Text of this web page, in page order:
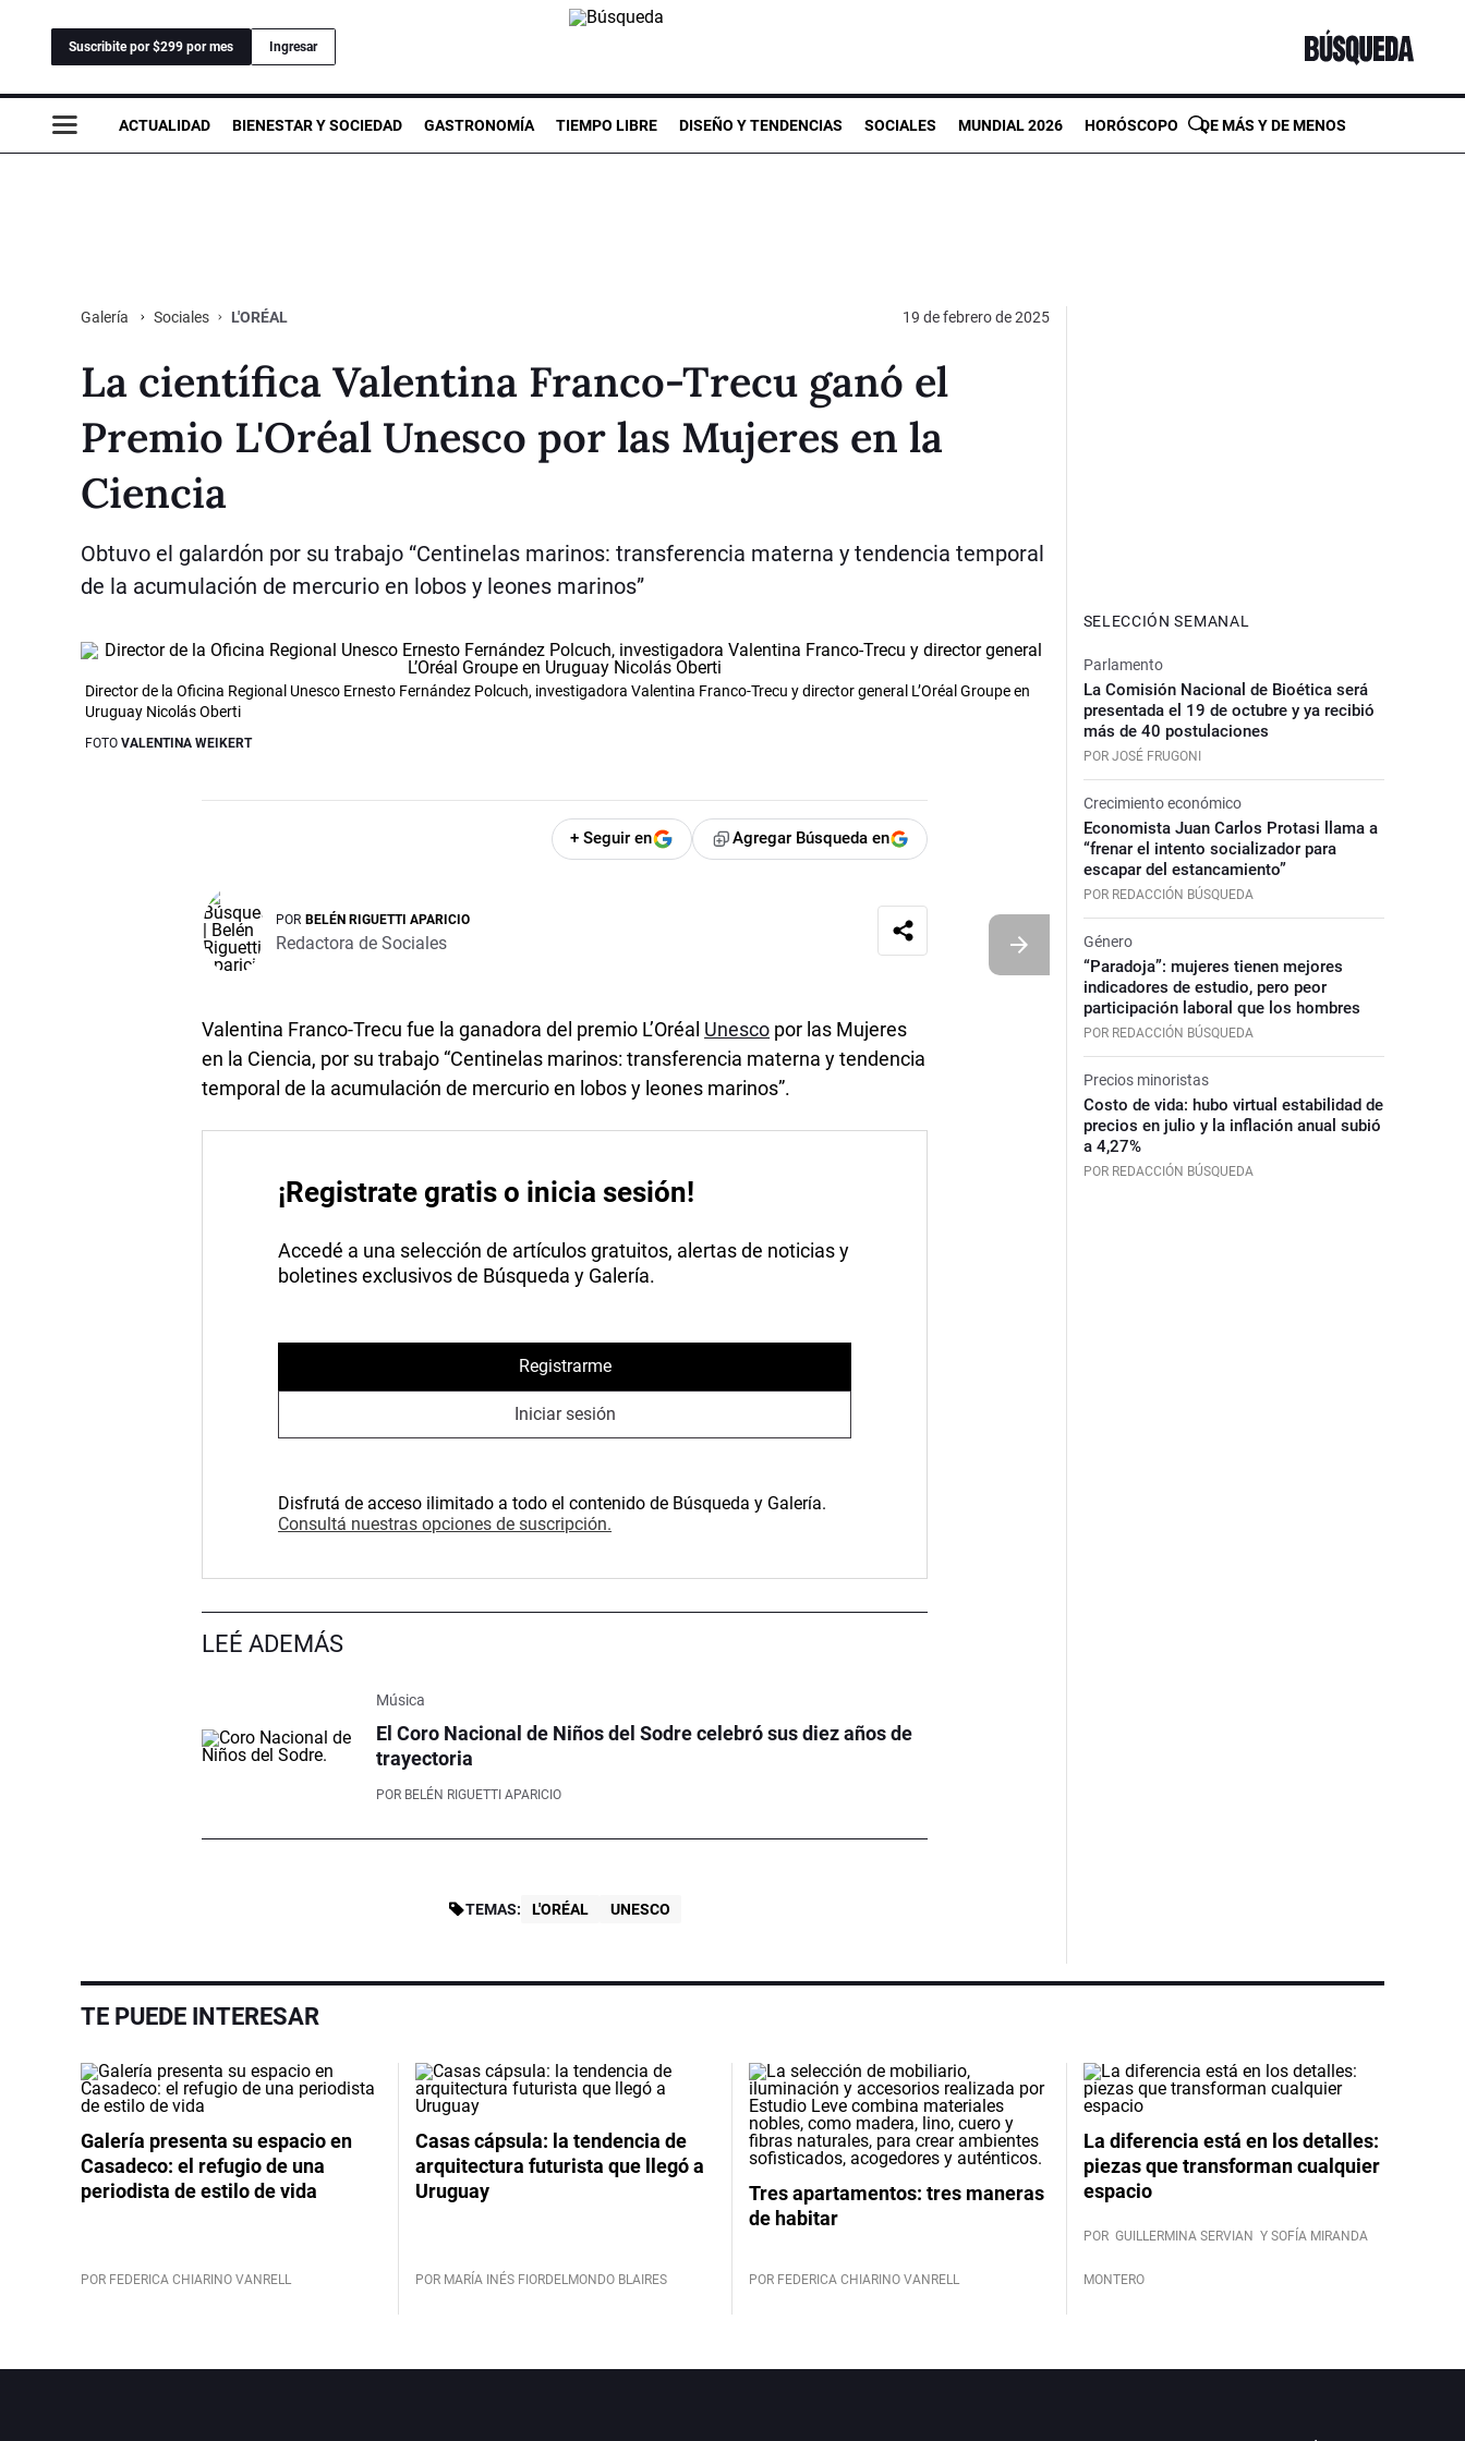
Suscribite por $299 por mes Ingresar
ACTUALIDAD BIENESTAR Y SOCIEDAD GASTRONOMÍA TIEMPO LIBRE DISEÑO Y TENDENCIAS SOCIALES MUNDIAL 2026 HORÓSCOPO DE MÁS Y DE MENOS
Galería Sociales L'ORÉAL 19 de febrero de 2025
La científica Valentina Franco-Trecu ganó el
Premio L'Oréal Unesco por las Mujeres en la
Ciencia
Obtuvo el galardón por su trabajo “Centinelas marinos: transferencia materna y tendencia temporal
de la acumulación de mercurio en lobos y leones marinos”
Director de la Oficina Regional Unesco Ernesto Fernández Polcuch, investigadora Valentina Franco-Trecu y director general L’Oréal Groupe en
Uruguay Nicolás Oberti
FOTO VALENTINA WEIKERT
+ Seguir en Agregar Búsqueda en
POR BELÉN RIGUETTI APARICIO
Redactora de Sociales
Valentina Franco-Trecu fue la ganadora del premio L’Oréal Unesco por las Mujeres
en la Ciencia, por su trabajo “Centinelas marinos: transferencia materna y tendencia
temporal de la acumulación de mercurio en lobos y leones marinos”.
¡Registrate gratis o inicia sesión!
Accedé a una selección de artículos gratuitos, alertas de noticias y
boletines exclusivos de Búsqueda y Galería.
Registrarme
Iniciar sesión
Disfrutá de acceso ilimitado a todo el contenido de Búsqueda y Galería.
Consultá nuestras opciones de suscripción.
LEÉ ADEMÁS
Música
El Coro Nacional de Niños del Sodre celebró sus diez años de
trayectoria
POR BELÉN RIGUETTI APARICIO
TEMAS: L'ORÉAL UNESCO
SELECCIÓN SEMANAL
Parlamento
La Comisión Nacional de Bioética será
presentada el 19 de octubre y ya recibió
más de 40 postulaciones
POR JOSÉ FRUGONI
Crecimiento económico
Economista Juan Carlos Protasi llama a
“frenar el intento socializador para
escapar del estancamiento”
POR REDACCIÓN BÚSQUEDA
Género
“Paradoja”: mujeres tienen mejores
indicadores de estudio, pero peor
participación laboral que los hombres
POR REDACCIÓN BÚSQUEDA
Precios minoristas
Costo de vida: hubo virtual estabilidad de
precios en julio y la inflación anual subió
a 4,27%
POR REDACCIÓN BÚSQUEDA
TE PUEDE INTERESAR
Galería presenta su espacio en
Casadeco: el refugio de una
periodista de estilo de vida
POR FEDERICA CHIARINO VANRELL
Casas cápsula: la tendencia de
arquitectura futurista que llegó a
Uruguay
POR MARÍA INÉS FIORDELMONDO BLAIRES
Tres apartamentos: tres maneras
de habitar
POR FEDERICA CHIARINO VANRELL
La diferencia está en los detalles:
piezas que transforman cualquier
espacio
POR GUILLERMINA SERVIAN Y SOFÍA MIRANDA
MONTERO